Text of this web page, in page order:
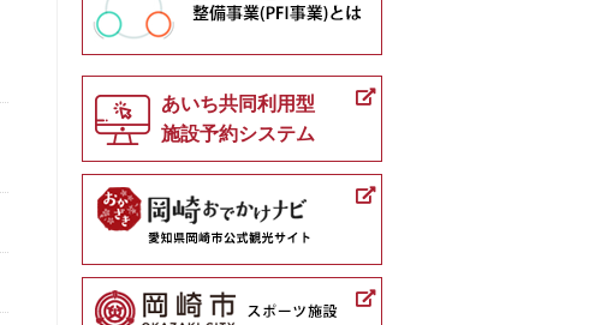
あいち共同利用型
施設予約システム